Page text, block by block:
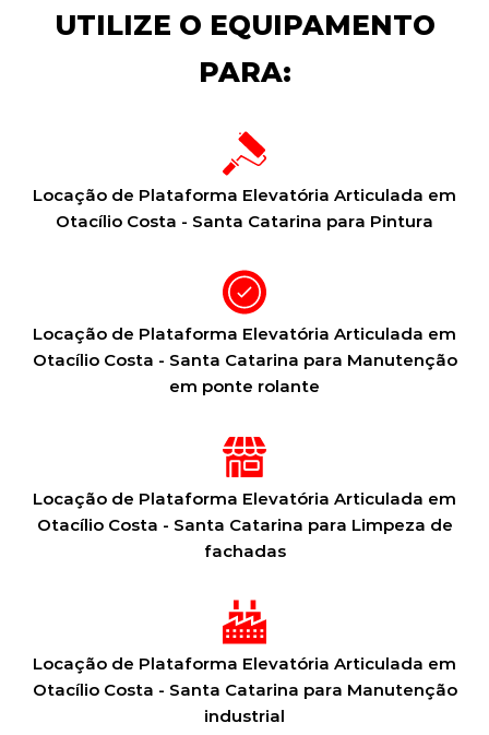
UTILIZE O EQUIPAMENTO
PARA:
Locação de Plataforma Elevatória Articulada em
Otacílio Costa - Santa Catarina para Pintura
Locação de Plataforma Elevatória Articulada em
Otacílio Costa - Santa Catarina para Manutenção
em ponte rolante
Locação de Plataforma Elevatória Articulada em
Otacílio Costa - Santa Catarina para Limpeza de
fachadas
Locação de Plataforma Elevatória Articulada em
Otacílio Costa - Santa Catarina para Manutenção
industrial